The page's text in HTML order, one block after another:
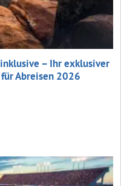
– Ihr exklusiver
Abreisen 2026